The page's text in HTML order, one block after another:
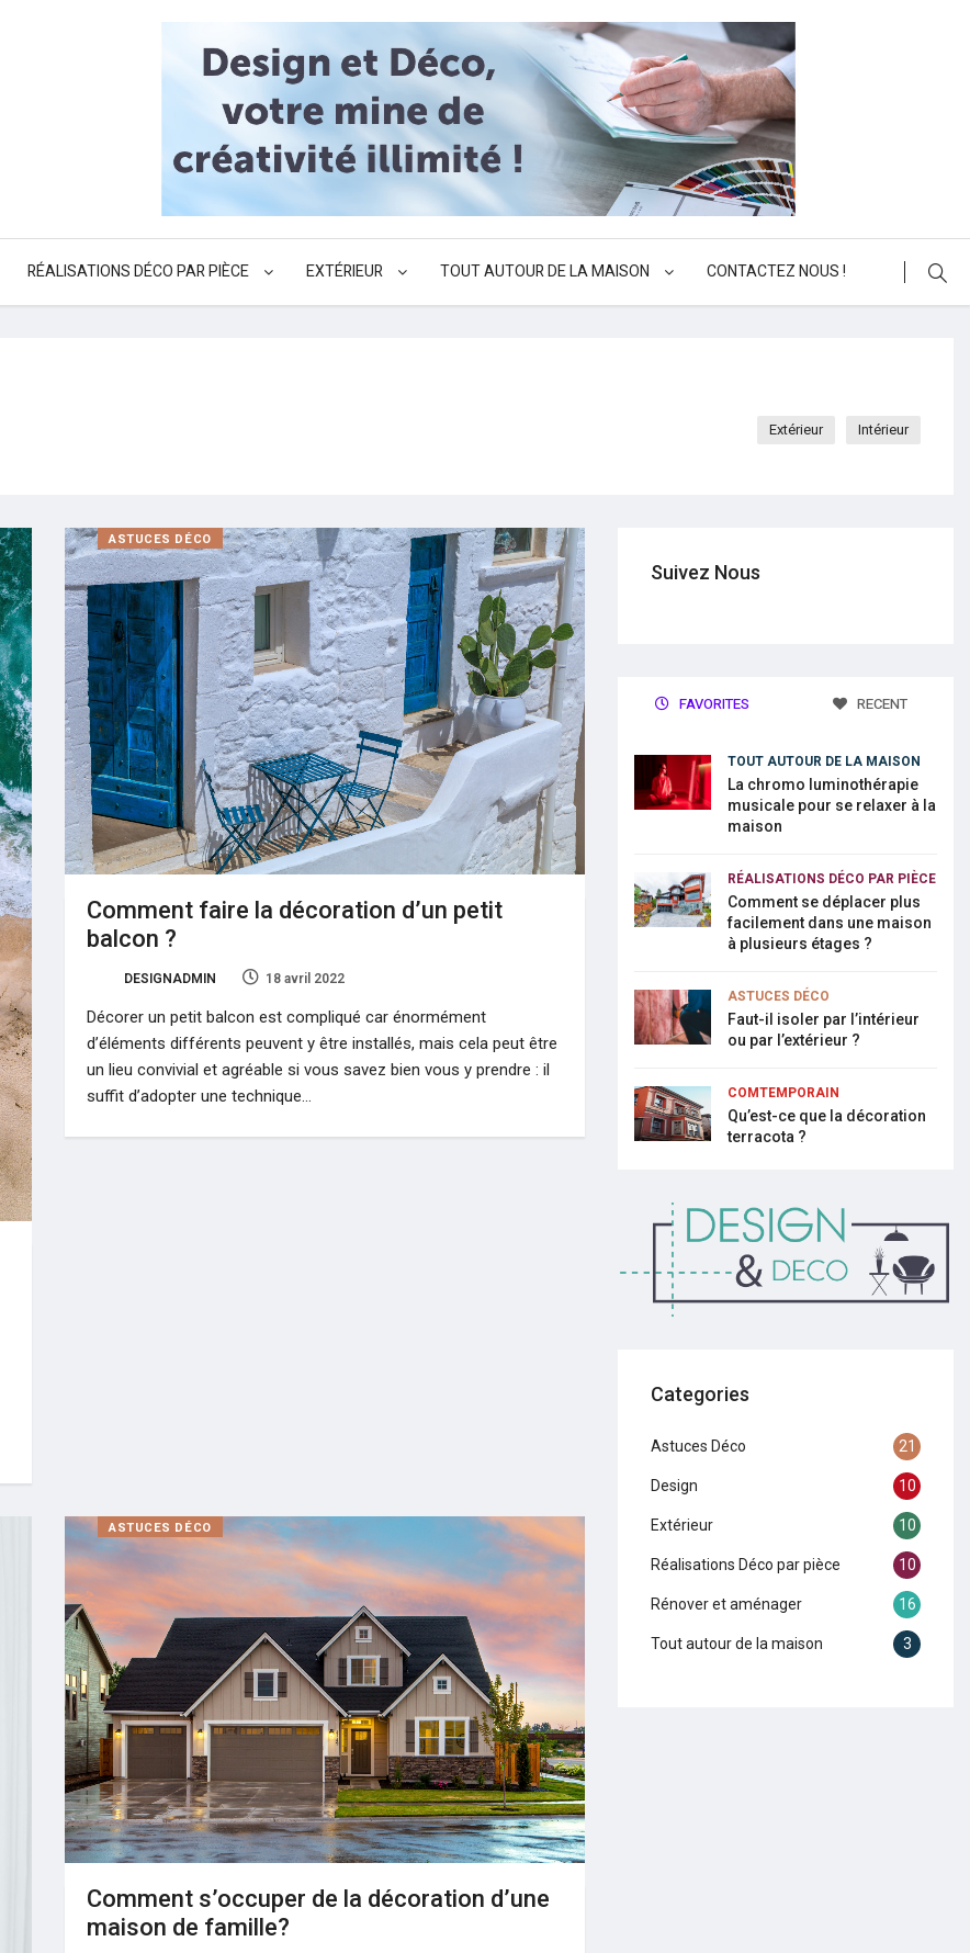
RÉALISATIONS DÉCO PAR PIÈCE EXTÉRIEUR TOUT AUTOUR DE LA MAISON CONTACTEZ NOUS !
Extérieur Intérieur
ASTUCES DÉCO
Comment faire la décoration d’un petit
balcon ?
DESIGNADMIN 18 avril 2022
Décorer un petit balcon est compliqué car énormément
d’éléments différents peuvent y être installés, mais cela peut être
un lieu convivial et agréable si vous savez bien vous y prendre : il
suffit d’adopter une technique…
ASTUCES DÉCO
Comment s’occuper de la décoration d’une
maison de famille?
Suivez Nous
FAVORITES RECENT
TOUT AUTOUR DE LA MAISON
La chromo luminothérapie
musicale pour se relaxer à la
maison
RÉALISATIONS DÉCO PAR PIÈCE
Comment se déplacer plus
facilement dans une maison
à plusieurs étages ?
ASTUCES DÉCO
Faut-il isoler par l’intérieur
ou par l’extérieur ?
COMTEMPORAIN
Qu’est-ce que la décoration
terracota ?
Categories
Astuces Déco 21
Design 10
Extérieur 10
Réalisations Déco par pièce 10
Rénover et aménager 16
Tout autour de la maison 3